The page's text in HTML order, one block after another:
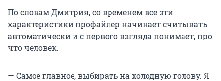
По словам Дмитрия, со временем все эти
характеристики профайлер начинает считывать
автоматически и с первого взгляда понимает, про
что человек.
— Самое главное, выбирать на холодную голову. Я